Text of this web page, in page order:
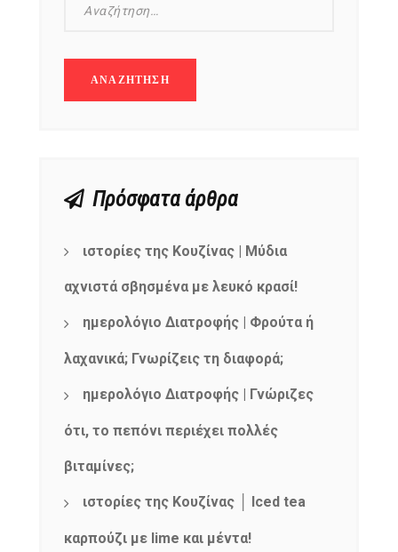
Πρόσφατα άρθρα
ιστορίες της Κουζίνας | Μύδια
αχνιστά σβησμένα με λευκό κρασί!
ημερολόγιο Διατροφής | Φρούτα ή
λαχανικά; Γνωρίζεις τη διαφορά;
ημερολόγιο Διατροφής | Γνώριζες
ότι, το πεπόνι περιέχει πολλές
βιταμίνες;
ιστορίες της Κουζίνας │ Iced tea
καρπούζι με lime και μέντα!